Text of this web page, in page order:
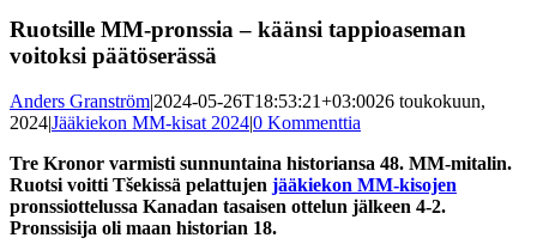
Ruotsille MM-pronssia – käänsi tappioaseman
voitoksi päätöserässä
Anders Granström|2024-05-26T18:53:21+03:0026 toukokuun,
2024|Jääkiekon MM-kisat 2024|0 Kommenttia
Tre Kronor varmisti sunnuntaina historiansa 48. MM-mitalin.
Ruotsi voitti Tšekissä pelattujen jääkiekon MM-kisojen
pronssiottelussa Kanadan tasaisen ottelun jälkeen 4-2.
Pronssisija oli maan historian 18.